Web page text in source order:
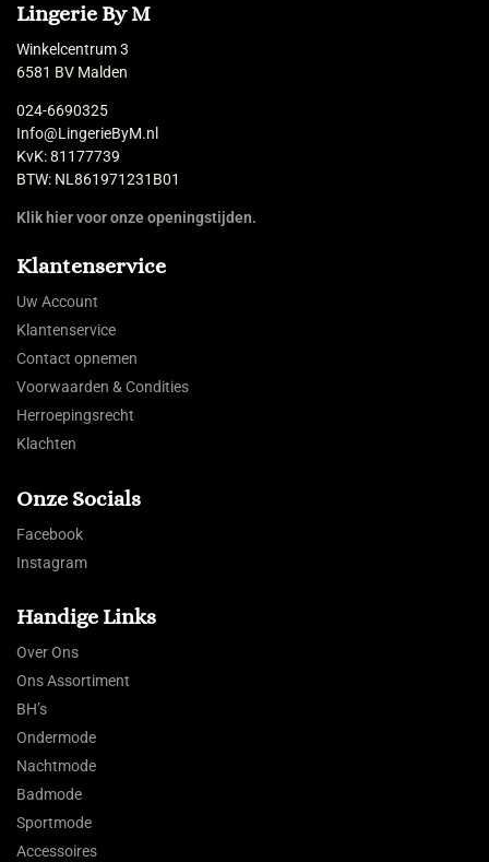
Lingerie By M
Winkelcentrum 3
6581 BV Malden
024-6690325
Info@LingerieByM.nl
KvK: 81177739
BTW: NL861971231B01
Klik hier voor onze openingstijden.
Klantenservice
Uw Account
Klantenservice
Contact opnemen
Voorwaarden & Condities
Herroepingsrecht
Klachten
Onze Socials
Facebook
Instagram
Handige Links
Over Ons
Ons Assortiment
BH’s
Ondermode
Nachtmode
Badmode
Sportmode
Accessoires